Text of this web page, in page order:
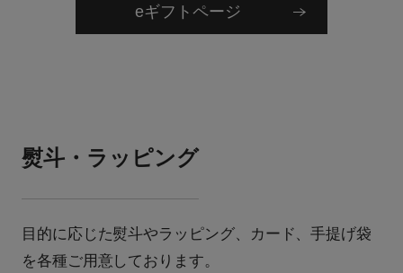
eギフトページ
熨斗・ラッピング
目的に応じた熨斗やラッピング、カード、手提げ袋
を各種ご用意しております。